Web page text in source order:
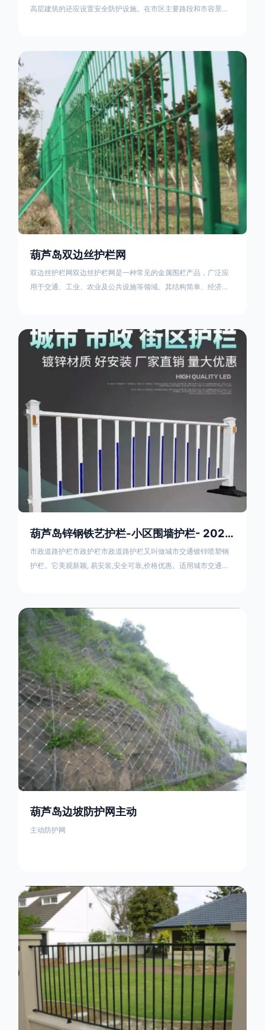
高层建筑的还应设置安全防护设施。在市区主要路段和市容景观
料应保证围栏稳固、整洁、美观。市政工程项目工地，可按工程
进度分段设置围栏或按规定使用统一的连续性护栏设施。施工单
位不得在工地围栏外堆放建筑材料、垃圾和工程渣土。在
葫芦岛双边丝护栏网
双边丝护栏网双边丝护栏网是一种常见的金属围栏产品，广泛应
用于交通、工业、农业及公共设施等领域。其结构简单、经济实
边丝护栏网由低碳钢丝（Q235材质）通过焊接或编织形成网格结
构，网片两侧各有一根加固的纵向钢丝（双边丝），用于与立柱
连接固定。其表面通常采用镀锌、喷塑或浸塑处理，以增强耐腐
葫芦岛锌钢铁艺护栏-小区围墙护栏- 2025年17631598285新报价
市政道路护栏市政护栏市政道路护栏又叫做城市交通镀锌喷塑钢
护栏。它美观新颖, 易安装,安全可靠,价格优惠。适用城市交通要
隔离栏，市政道路隔离护栏，人行道路护栏，机动与非机动隔离
护栏、道路中心隔离护栏、带广告牌道路隔离护栏、河道安全护
栏、草坪花坛护栏等市政道路隔离护栏规格齐全、品种多，可以
任
葫芦岛边坡防护网主动
主动防护网